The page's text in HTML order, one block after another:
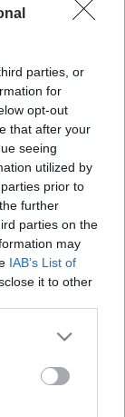
parties, or
for
opt-out
that after your
seeing
utilized by
prior to
further
parties on the
may
IAB’s List of
it to other
more Google
may click to
tags to
below Google
Mór, a
és
Az út ezt
vezet, majd a
és Karinthy
ugratások,